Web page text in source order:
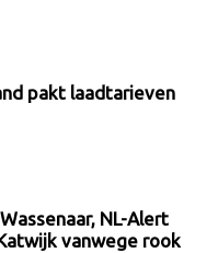
pakt laadtarieven
NL-Alert
vanwege rook